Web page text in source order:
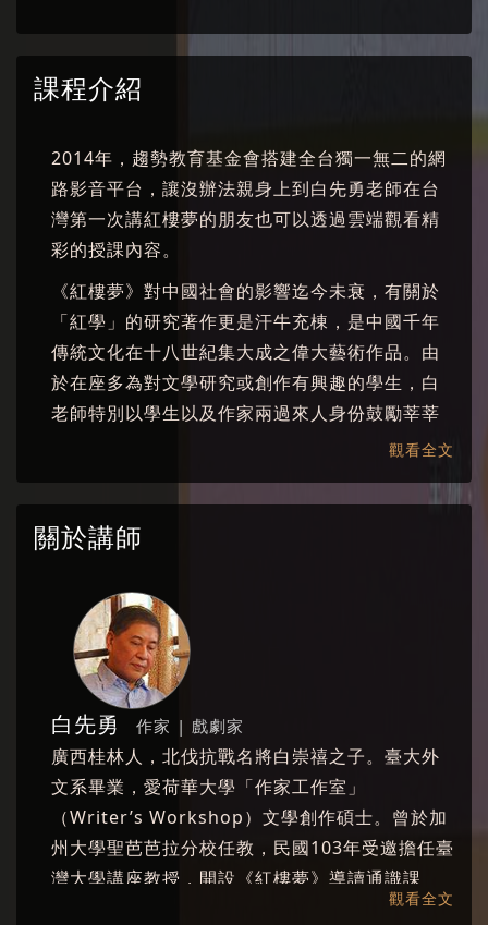
課程介紹
2014年，趨勢教育基金會搭建全台獨一無二的網
路影音平台，讓沒辦法親身上到白先勇老師在台
灣第一次講紅樓夢的朋友也可以透過雲端觀看精
彩的授課內容。
《紅樓夢》對中國社會的影響迄今未衰，有關於
「紅學」的研究著作更是汗牛充棟，是中國千年
傳統文化在十八世紀集大成之偉大藝術作品。由
於在座多為對文學研究或創作有興趣的學生，白
老師特別以學生以及作家兩過來人身份鼓勵莘莘
學子們多讀「經典」，而《紅樓夢》正是經典中
觀看全文
關於講師
白先勇 作家 | 戲劇家
廣西桂林人，北伐抗戰名將白崇禧之子。臺大外
文系畢業，愛荷華大學「作家工作室」
（Writer’s Workshop）文學創作碩士。曾於加
州大學聖芭芭拉分校任教，民國103年受邀擔任臺
灣大學講座教授，開設《紅樓夢》導讀通識課
程。 白先勇是小說家、散文家、評論家、戲劇
觀看全文